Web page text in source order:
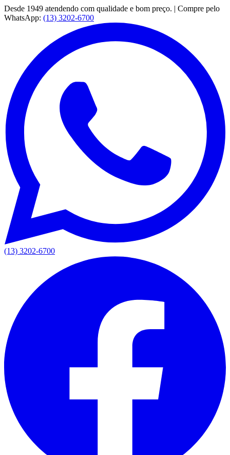
Desde 1949 atendendo com qualidade e bom preço. | Compre pelo
WhatsApp: (13) 3202-6700
(13) 3202-6700